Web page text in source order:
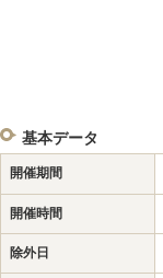
基本データ
開催期間
開催時間
除外日